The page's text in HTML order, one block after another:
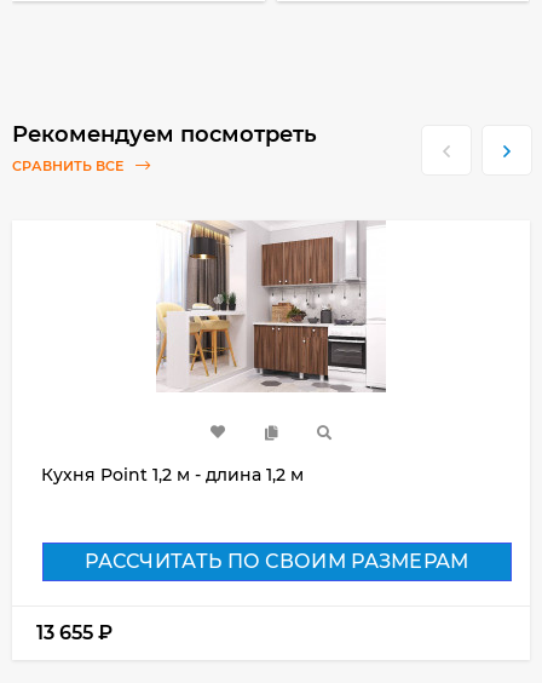
Рекомендуем посмотреть
СРАВНИТЬ ВСЕ
Кухня Point 1,2 м - длина 1,2 м
РАССЧИТАТЬ ПО СВОИМ РАЗМЕРАМ
13 655 ₽